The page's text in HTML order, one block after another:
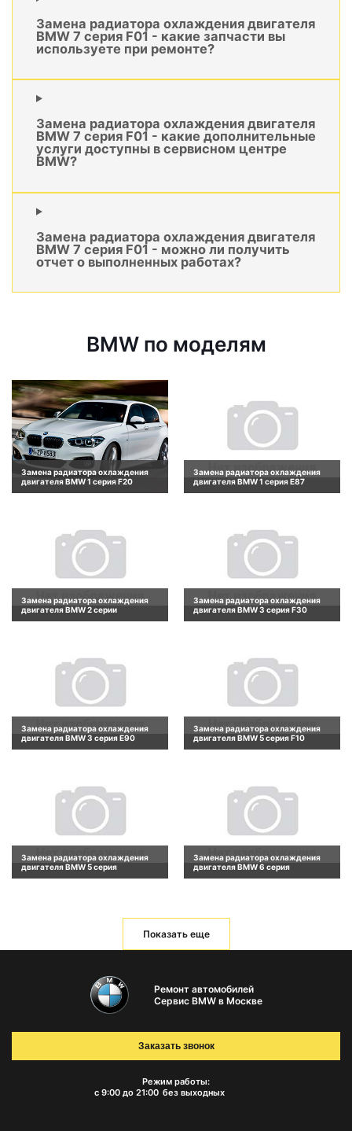
Замена радиатора охлаждения двигателя
BMW 7 серия F01 - какие запчасти вы
используете при ремонте?
Замена радиатора охлаждения двигателя
BMW 7 серия F01 - какие дополнительные
услуги доступны в сервисном центре
BMW?
Замена радиатора охлаждения двигателя
BMW 7 серия F01 - можно ли получить
отчет о выполненных работах?
BMW по моделям
Замена радиатора охлаждения
двигателя BMW 1 серия F20
Замена радиатора охлаждения
двигателя BMW 1 серия E87
Замена радиатора охлаждения
двигателя BMW 2 серии
Замена радиатора охлаждения
двигателя BMW 3 серия F30
Замена радиатора охлаждения
двигателя BMW 3 серия E90
Замена радиатора охлаждения
двигателя BMW 5 серия F10
Замена радиатора охлаждения
двигателя BMW 5 серия
Замена радиатора охлаждения
двигателя BMW 6 серия
Показать еще
Ремонт автомобилей
Сервис BMW в Москве
Режим работы:
с 9:00 до 21:00 без выходных
Заказать звонок